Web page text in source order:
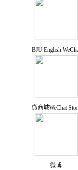
BJU English
微商城WeChat
微博